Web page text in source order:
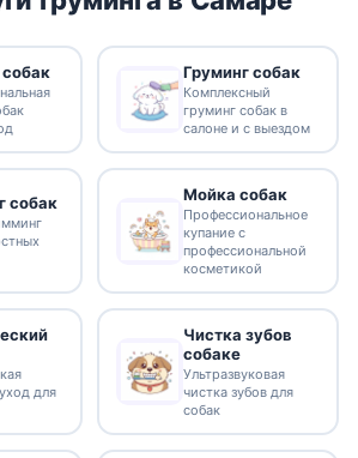
Груминг собак
Комплексный
груминг собак в
салоне и с выездом
собак Мойка собак
Профессиональное
купание с
профессиональной
косметикой
для
Чистка зубов
собаке
Ультразвуковая
чистка зубов для
собак